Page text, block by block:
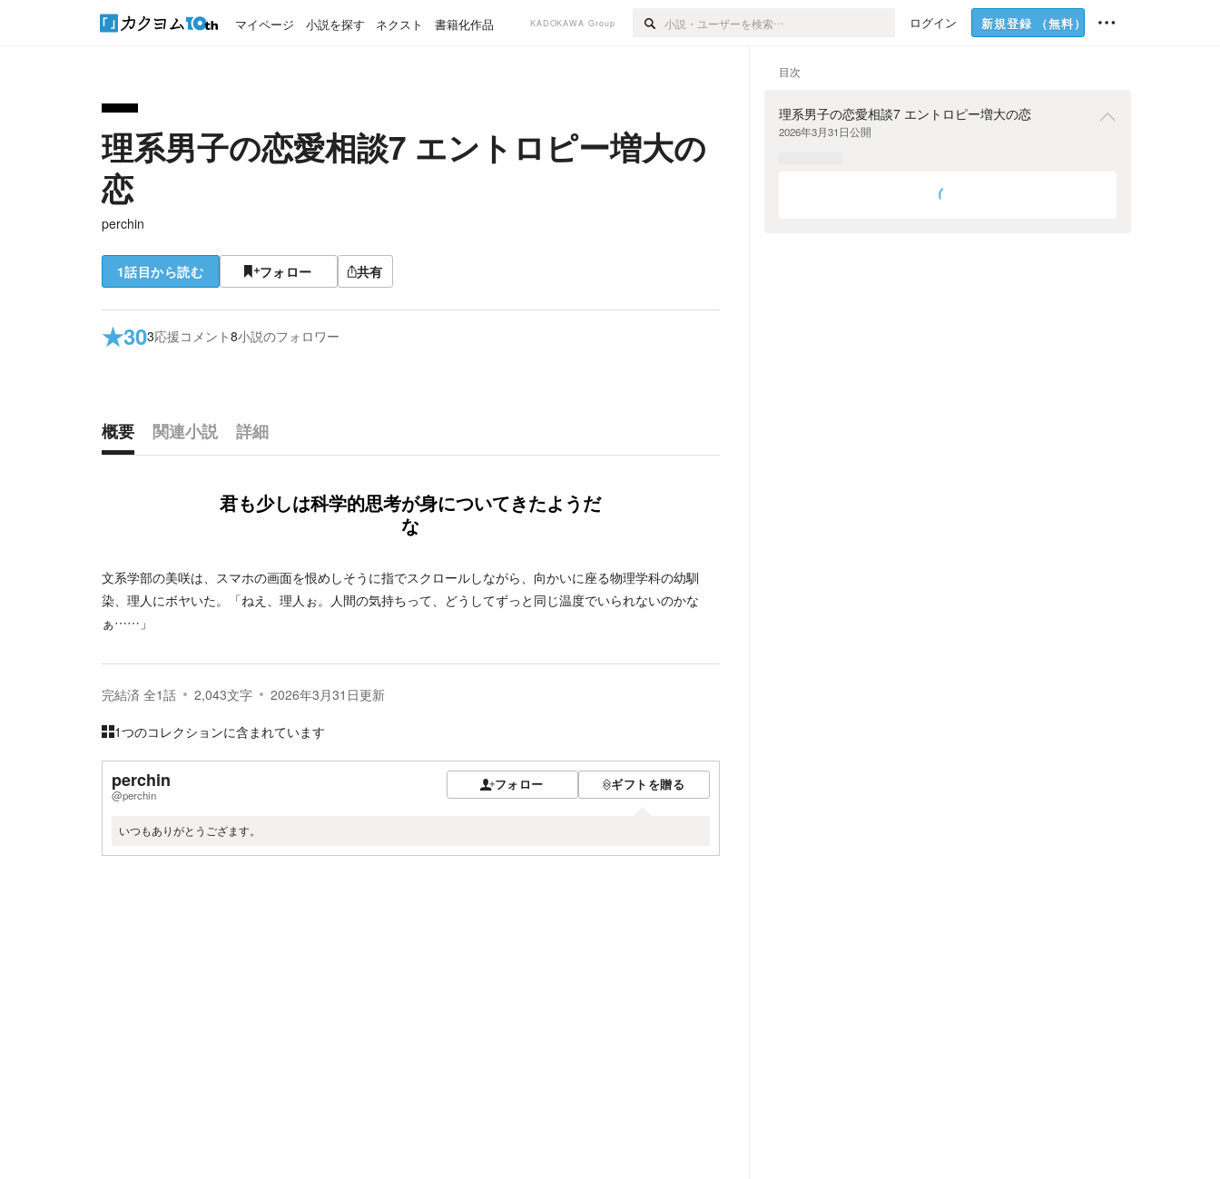
マイページ 小説を探す ネクスト 書籍化作品 KADOKAWA Group ログイン 新規登録 （無料）
理系男子の恋愛相談7 エントロピー増大の
恋
perchin
1話目から読む フォロー 共有
★303応援コメント8小説のフォロワー
概要 関連小説
詳細
君も少しは科学的思考が身についてきたようだ
な
文系学部の美咲は、スマホの画面を恨めしそうに指でスクロールしながら、向かいに座る物理学科の幼馴
染、理人にボヤいた。「ねえ、理人ぉ。人間の気持ちって、どうしてずっと同じ温度でいられないのかな
ぁ……」
完結済 全1話 2,043文字 2026年3月31日更新
1つのコレクションに含まれています
perchin
@perchin
フォロー ギフトを贈る
いつもありがとうござます。
目次
理系男子の恋愛相談7 エントロピー増大の恋
2026年3月31日公開